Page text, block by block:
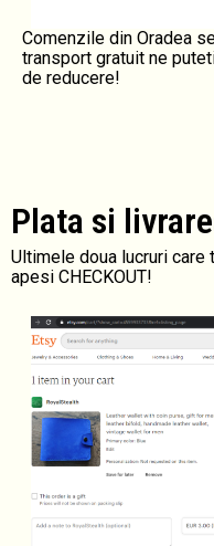
Comenzile din Oradea
transport gratuit ne
de reducere!
Plata si
Ultimele doua lucruri
apesi CHECKOUT!